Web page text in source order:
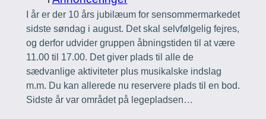
I år er der 10 års jubilæum for sensommermarkedet
sidste søndag i august. Det skal selvfølgelig fejres,
og derfor udvider gruppen åbningstiden til at være
11.00 til 17.00. Det giver plads til alle de
sædvanlige aktiviteter plus musikalske indslag
m.m. Du kan allerede nu reservere plads til en bod.
Sidste år var området på legepladsen…